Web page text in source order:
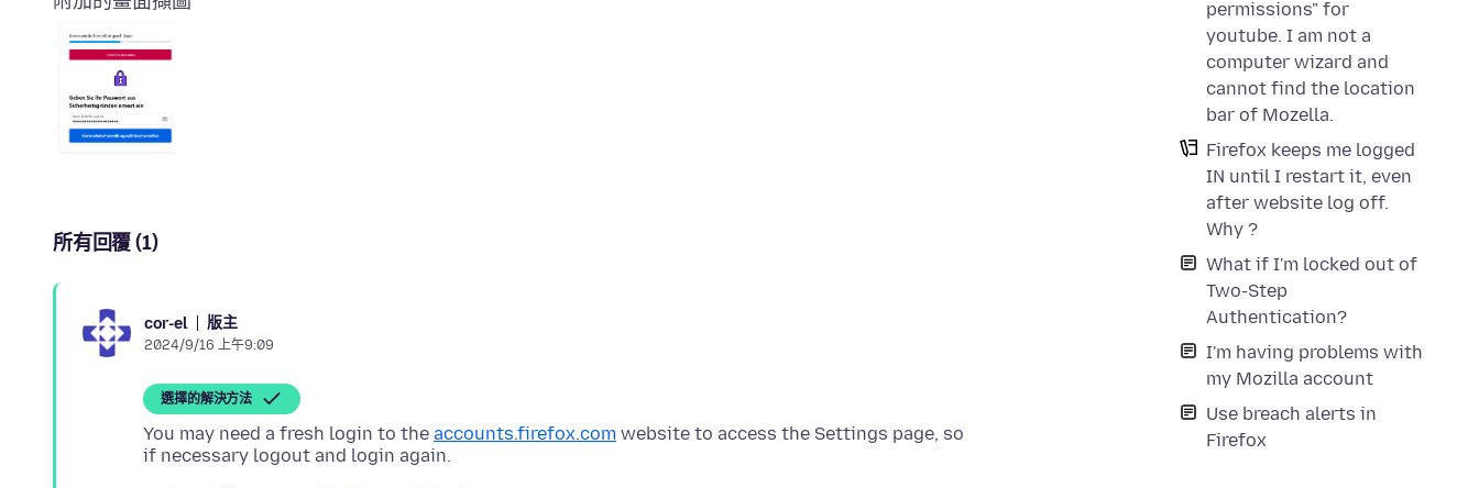
permissions" for
youtube. I am not a
computer wizard and
cannot find the location
bar of Mozella.
Firefox keeps me logged
IN until I restart it, even
after website log off.
Why ?
What if I'm locked out of
Two-Step
Authentication?
I'm having problems with
my Mozilla account
Use breach alerts in
Firefox
所有回覆 (1)
cor-el 版主
2024/9/16 上午9:09
選擇的解決方法
You may need a fresh login to the accounts.firefox.com website to access the Settings page, so